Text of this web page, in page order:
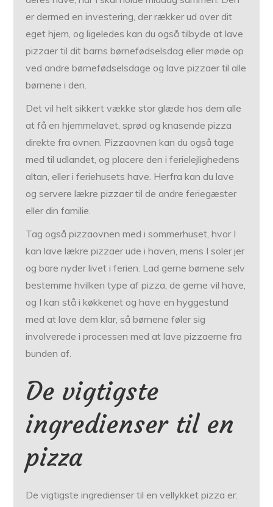
er dermed en investering, der rækker ud over dit
eget hjem, og ligeledes kan du også tilbyde at lave
pizzaer til dit barns børnefødselsdag eller møde op
ved andre børnefødselsdage og lave pizzaer til alle
børnene i den.
Det vil helt sikkert vække stor glæde hos dem alle
at få en hjemmelavet, sprød og knasende pizza
direkte fra ovnen. Pizzaovnen kan du også tage
med til udlandet, og placere den i ferielejlighedens
altan, eller i feriehusets have. Herfra kan du lave
og servere lækre pizzaer til de andre feriegæster
eller din familie.
Tag også pizzaovnen med i sommerhuset, hvor I
kan lave lækre pizzaer ude i haven, mens I soler jer
og bare nyder livet i ferien. Lad gerne børnene selv
bestemme hvilken type af pizza, de gerne vil have,
og I kan stå i køkkenet og have en hyggestund
med at lave dem klar, så børnene føler sig
involverede i processen med at lave pizzaerne fra
bunden af.
De vigtigste
ingredienser til en
pizza
De vigtigste ingredienser til en vellykket pizza er: